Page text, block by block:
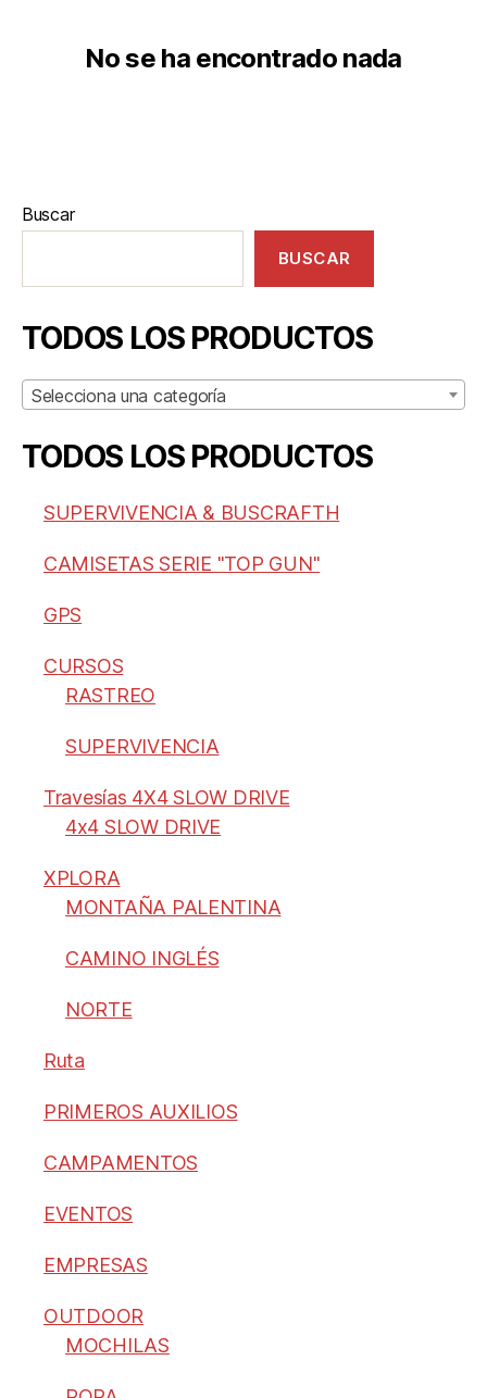
No se ha encontrado nada
Buscar
BUSCAR
TODOS LOS PRODUCTOS
Selecciona una categoría
TODOS LOS PRODUCTOS
SUPERVIVENCIA & BUSCRAFTH
CAMISETAS SERIE "TOP GUN"
GPS
CURSOS
RASTREO
SUPERVIVENCIA
Travesías 4X4 SLOW DRIVE
4x4 SLOW DRIVE
XPLORA
MONTAÑA PALENTINA
CAMINO INGLÉS
NORTE
Ruta
PRIMEROS AUXILIOS
CAMPAMENTOS
EVENTOS
EMPRESAS
OUTDOOR
MOCHILAS